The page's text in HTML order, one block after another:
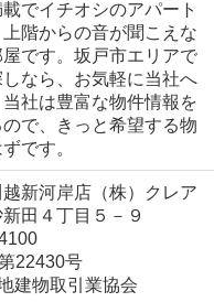
でイチオシのアパート
階からの音が聞こえな
です。坂戸市エリアで
なら、お気軽に当社へ
社は豊富な物件情報を
で、きっと希望する物
です。
新河岸店（株）クレア
田４丁目５－９
22430号
建物取引業協会